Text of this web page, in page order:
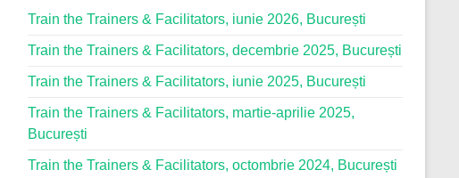
Train the Trainers & Facilitators, iunie 2026, București
Train the Trainers & Facilitators, decembrie 2025, București
Train the Trainers & Facilitators, iunie 2025, București
Train the Trainers & Facilitators, martie-aprilie 2025,
București
Train the Trainers & Facilitators, octombrie 2024, București